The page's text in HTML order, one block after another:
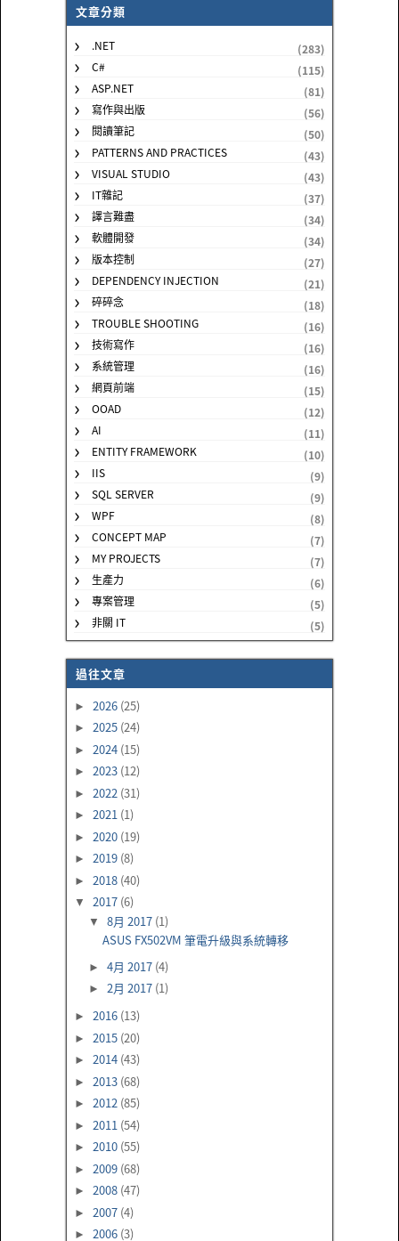
文章分類
.NET
(283)
C#
(115)
ASP.NET
(81)
寫作與出版
(56)
閱讀筆記
(50)
PATTERNS AND PRACTICES
(43)
VISUAL STUDIO
(43)
IT雜記
(37)
譯言難盡
(34)
軟體開發
(34)
版本控制
(27)
DEPENDENCY INJECTION
(21)
碎碎念
(18)
TROUBLE SHOOTING
(16)
技術寫作
(16)
系統管理
(16)
網頁前端
(15)
OOAD
(12)
AI
(11)
ENTITY FRAMEWORK
(10)
IIS
(9)
SQL SERVER
(9)
WPF
(8)
CONCEPT MAP
(7)
MY PROJECTS
(7)
生產力
(6)
專案管理
(5)
非關 IT
(5)
過往文章
► 2026 (25)
► 2025 (24)
► 2024 (15)
► 2023 (12)
► 2022 (31)
► 2021 (1)
► 2020 (19)
► 2019 (8)
► 2018 (40)
▼ 2017 (6)
▼ 8月 2017 (1)
ASUS FX502VM 筆電升級與系統轉移
► 4月 2017 (4)
► 2月 2017 (1)
► 2016 (13)
► 2015 (20)
► 2014 (43)
► 2013 (68)
► 2012 (85)
► 2011 (54)
► 2010 (55)
► 2009 (68)
► 2008 (47)
► 2007 (4)
► 2006 (3)